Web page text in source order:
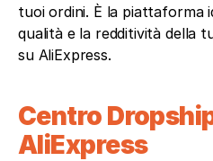
tuoi ordini. È la piattaforma
qualità e la redditività della
su AliExpress.
Centro
AliExpress